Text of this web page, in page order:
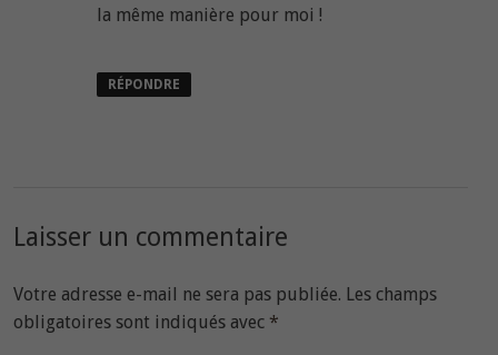
la même manière pour moi !
RÉPONDRE
Laisser un commentaire
Votre adresse e-mail ne sera pas publiée. Les champs
obligatoires sont indiqués avec *